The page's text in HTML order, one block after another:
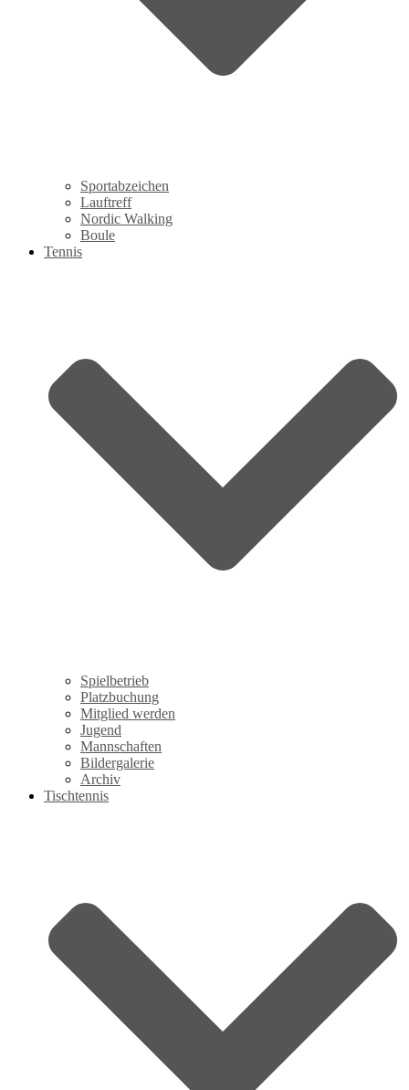
Sportabzeichen
Lauftreff
Nordic Walking
Boule
Tennis
Spielbetrieb
Platzbuchung
Mitglied werden
Jugend
Mannschaften
Bildergalerie
Archiv
Tischtennis